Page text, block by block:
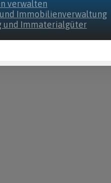
verwalten
Immobilienverwaltung
und Immaterialgüter